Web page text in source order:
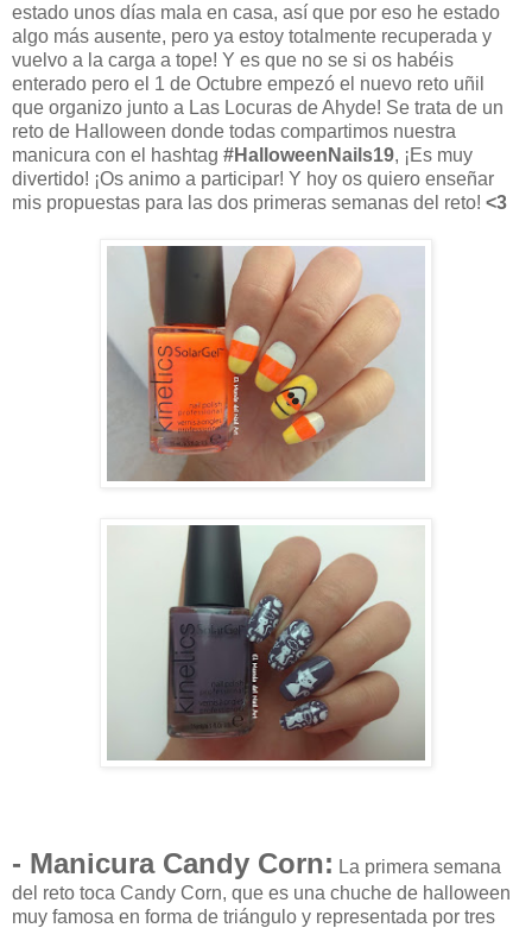
estado unos días mala en casa, así que por eso he estado
algo más ausente, pero ya estoy totalmente recuperada y
vuelvo a la carga a tope! Y es que no se si os habéis
enterado pero el 1 de Octubre empezó el nuevo reto uñil
que organizo junto a Las Locuras de Ahyde! Se trata de un
reto de Halloween donde todas compartimos nuestra
manicura con el hashtag #HalloweenNails19, ¡Es muy
divertido! ¡Os animo a participar! Y hoy os quiero enseñar
mis propuestas para las dos primeras semanas del reto! <3
- Manicura Candy Corn: La primera semana
del reto toca Candy Corn, que es una chuche de halloween
muy famosa en forma de triángulo y representada por tres